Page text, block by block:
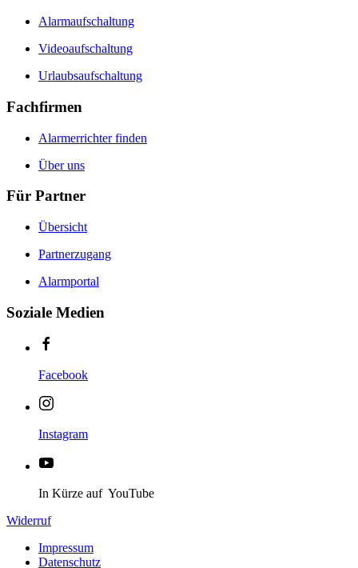
Alarmaufschaltung
Videoaufschaltung
Urlaubsaufschaltung
Fachfirmen
Alarmerrichter finden
Über uns
Für Partner
Übersicht
Partnerzugang
Alarmportal
Soziale Medien
Facebook
Instagram
In Kürze auf YouTube
Widerruf
Impressum
Datenschutz